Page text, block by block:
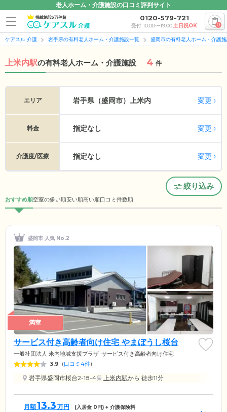
老人ホーム・介護施設の口コミ評判サイト
掲載施設5万件超 0120-579-721
受付 10:00〜19:00土日祝OK 0
ケアスル 介護 岩手県の有料老人ホーム・介護施設一覧 盛岡市の有料老人ホーム・介護
上米内駅の有料老人ホーム・介護施設 4 件
エリア 岩手県（盛岡市） 上米内 変更
料金 指定なし 変更
介護度/医療 指定なし 変更
絞り込み
おすすめ順空室の多い順安い順高い順口コミ件数順
盛岡市 人気 No.2
満室
サービス付き高齢者向け住宅 やまぼうし桜台
一般社団法人 米内地域支援プラザ サービス付き高齢者向け住宅
3.9 (口コミ4件)
岩手県盛岡市桜台2-18-4 上米内駅から 徒歩11分
月額13.3 万円 (入居金 0円) + 介護保険料